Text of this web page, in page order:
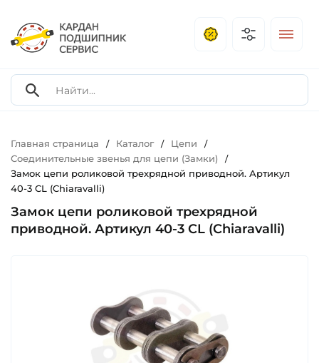
Главная страница / Каталог / Цепи /
Соединительные звенья для цепи (Замки) /
Замок цепи роликовой трехрядной приводной. Артикул
40-3 CL (Chiaravalli)
Замок цепи роликовой трехрядной
приводной. Артикул 40-3 CL (Chiaravalli)